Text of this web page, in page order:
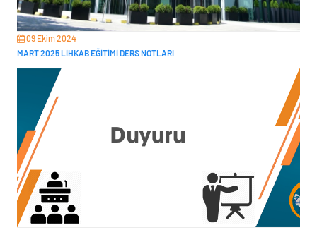
09 Ekim 2024
MART 2025 LİHKAB EĞİTİMİ DERS NOTLARI